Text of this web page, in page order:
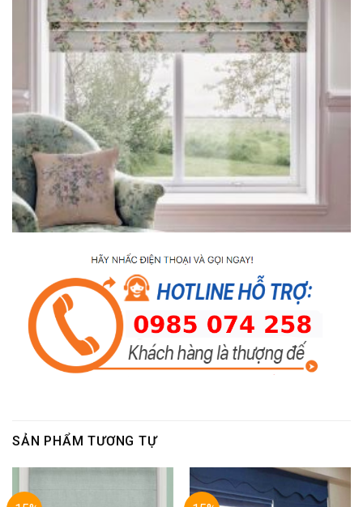
SẢN PHẨM TƯƠNG TỰ